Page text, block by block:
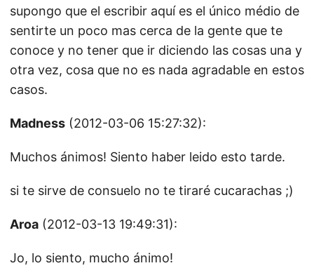
supongo que el escribir aquí es el único médio de
sentirte un poco mas cerca de la gente que te
conoce y no tener que ir diciendo las cosas una y
otra vez, cosa que no es nada agradable en estos
casos.
Madness (2012-03-06 15:27:32):
Muchos ánimos! Siento haber leido esto tarde.
si te sirve de consuelo no te tiraré cucarachas ;)
Aroa (2012-03-13 19:49:31):
Jo, lo siento, mucho ánimo!